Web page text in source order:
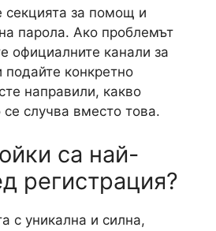
секцията за помощ и
парола. Ако проблемът
официалните канали за
подайте конкретно
направили, какво
се случва вместо това.
са най-
регистрация?
с уникална и силна,